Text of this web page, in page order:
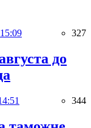
327
до
344